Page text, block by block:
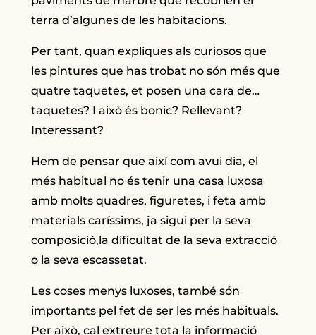
terra d’algunes de les habitacions.
Per tant, quan expliques als curiosos que
les pintures que has trobat no són més que
quatre taquetes, et posen una cara de…
taquetes? I això és bonic? Rellevant?
Interessant?
Hem de pensar que així com avui dia, el
més habitual no és tenir una casa luxosa
amb molts quadres, figuretes, i feta amb
materials caríssims, ja sigui per la seva
composició,la dificultat de la seva extracció
o la seva escassetat.
Les coses menys luxoses, també són
importants pel fet de ser les més habituals.
Per això, cal extreure tota la informació